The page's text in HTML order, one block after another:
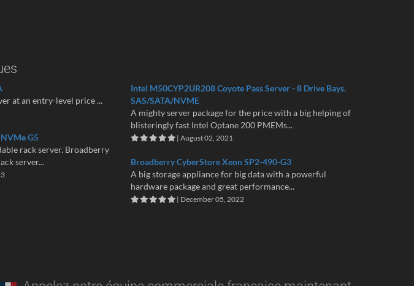
at an entry-level price ...
G5
rack server. Broadberry
server...
Intel M50CYP2UR208 Coyote Pass Server - 8 Drive Bays.
SAS/SATA/NVME
A mighty server package for the price with a big helping of
blisteringly fast Intel Optane 200 PMEMs...
| August 02, 2021
Broadberry CyberStore Xeon SP2-490-G3
A big storage appliance for big data with a powerful
hardware package and great performance...
| December 05, 2022